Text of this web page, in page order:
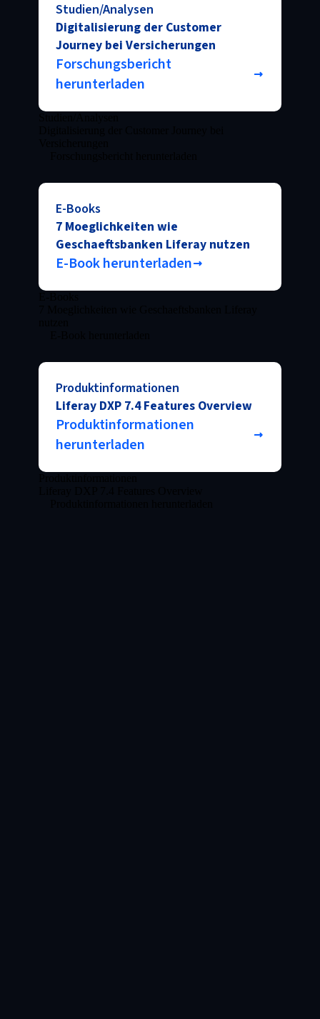
Studien/Analysen
Digitalisierung der Customer
Journey bei Versicherungen
Forschungsbericht
herunterladen
E-Books
7 Moeglichkeiten wie
Geschaeftsbanken Liferay nutzen
E-Book herunterladen
Produktinformationen
Liferay DXP 7.4 Features Overview
Produktinformationen
herunterladen